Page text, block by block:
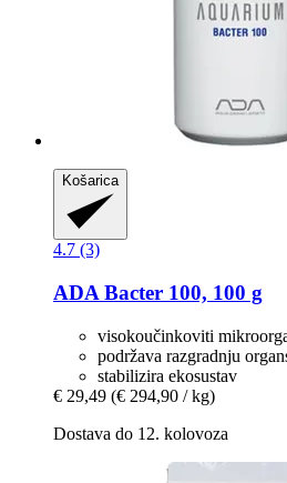
Košarica
4.7 (3)
ADA Bacter 100, 100 g
visokoučinkoviti
podržava razgradnju
stabilizira ekosustav
€ 29,49 (€ 294,90 / kg)
Dostava do 12. kolovoza